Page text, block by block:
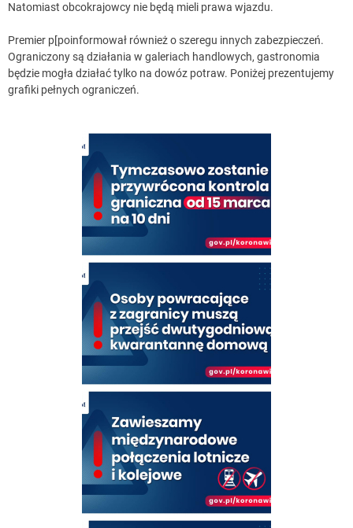
Natomiast obcokrajowcy nie będą mieli prawa wjazdu.
Premier p[poinformował również o szeregu innych zabezpieczeń.
Ograniczony są działania w galeriach handlowych, gastronomia
będzie mogła działać tylko na dowóz potraw. Poniżej prezentujemy
grafiki pełnych ograniczeń.